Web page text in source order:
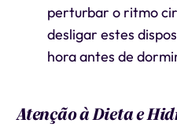
perturbar o ritmo
desligar estes
hora antes de
Atenção à Dieta e